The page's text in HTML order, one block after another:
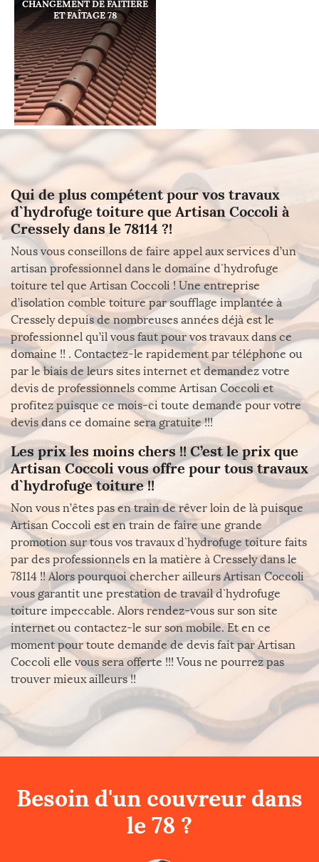
CHANGEMENT DE FAÎTIÈRE
ET FAÎTAGE 78
Qui de plus compétent pour vos travaux
d`hydrofuge toiture que Artisan Coccoli à
Cressely dans le 78114 ?!
Nous vous conseillons de faire appel aux services d’un
artisan professionnel dans le domaine d`hydrofuge
toiture tel que Artisan Coccoli ! Une entreprise
d’isolation comble toiture par soufflage implantée à
Cressely depuis de nombreuses années déjà est le
professionnel qu’il vous faut pour vos travaux dans ce
domaine !! . Contactez-le rapidement par téléphone ou
par le biais de leurs sites internet et demandez votre
devis de professionnels comme Artisan Coccoli et
profitez puisque ce mois-ci toute demande pour votre
devis dans ce domaine sera gratuite !!!
Les prix les moins chers !! C’est le prix que
Artisan Coccoli vous offre pour tous travaux
d`hydrofuge toiture !!
Non vous n’êtes pas en train de rêver loin de là puisque
Artisan Coccoli est en train de faire une grande
promotion sur tous vos travaux d`hydrofuge toiture faits
par des professionnels en la matière à Cressely dans le
78114 !! Alors pourquoi chercher ailleurs Artisan Coccoli
vous garantit une prestation de travail d`hydrofuge
toiture impeccable. Alors rendez-vous sur son site
internet ou contactez-le sur son mobile. Et en ce
moment pour toute demande de devis fait par Artisan
Coccoli elle vous sera offerte !!! Vous ne pourrez pas
trouver mieux ailleurs !!
Besoin d'un couvreur dans
le 78 ?